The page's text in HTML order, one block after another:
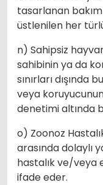
tasarlanan
üstlenilen her
n) Sahipsiz
sahibinin ya da
sınırları
veya
denetimi altında
o) Zoonoz
arasında dolaylı
hastalık ve/veya
ifade eder.